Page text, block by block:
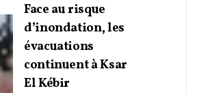
Face au risque
d’inondation, les
évacuations
continuent à Ksar
El Kébir